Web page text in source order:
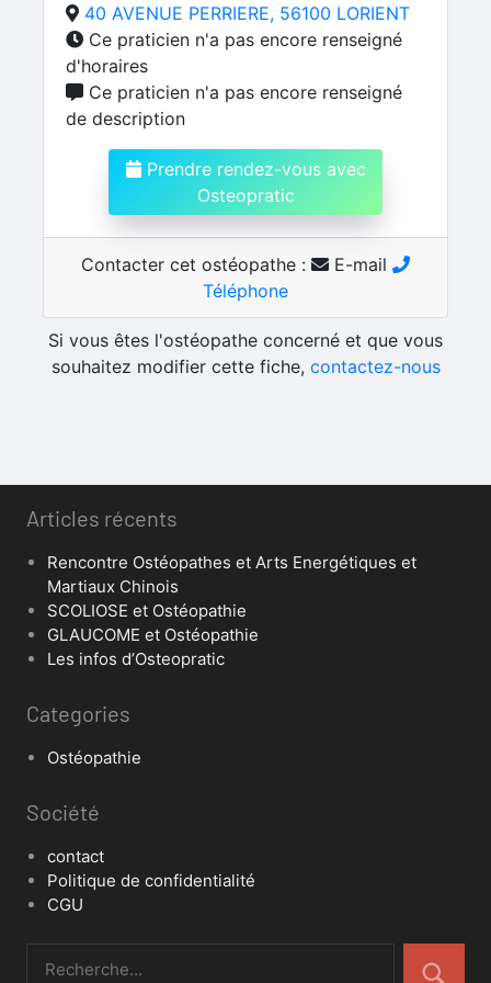
40 AVENUE PERRIERE, 56100 LORIENT
Ce praticien n'a pas encore renseigné
d'horaires
Ce praticien n'a pas encore renseigné
de description
Prendre rendez-vous avec
Osteopratic
Contacter cet ostéopathe :
E-mail
Téléphone
Si vous êtes l'ostéopathe concerné et que vous
souhaitez modifier cette fiche, contactez-nous
Articles récents
Rencontre Ostéopathes et Arts Energétiques et
Martiaux Chinois
SCOLIOSE et Ostéopathie
GLAUCOME et Ostéopathie
Les infos d’Osteopratic
Categories
Ostéopathie
Société
contact
Politique de confidentialité
CGU